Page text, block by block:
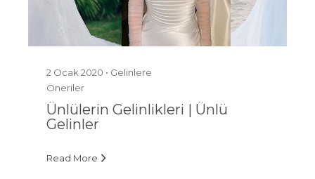
2 Ocak 2020 • Gelinlere
Öneriler
Ünlülerin Gelinlikleri | Ünlü
Gelinler
Read More